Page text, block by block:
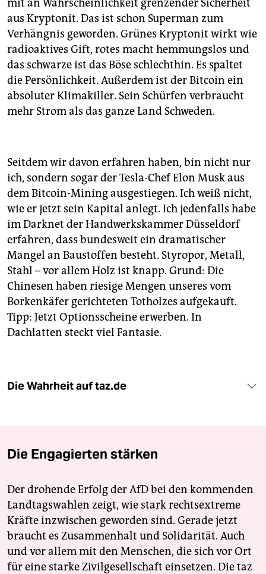
mit an Wahrscheinlichkeit grenzender Sicherheit
aus Kryptonit. Das ist schon Superman zum
Verhängnis geworden. Grünes Kryptonit wirkt wie
radioaktives Gift, rotes macht hemmungslos und
das schwarze ist das Böse schlechthin. Es spaltet
die Persönlichkeit. Außerdem ist der Bitcoin ein
absoluter Klimakiller. Sein Schürfen verbraucht
mehr Strom als das ganze Land Schweden.
Seitdem wir davon erfahren haben, bin nicht nur
ich, sondern sogar der Tesla-Chef Elon Musk aus
dem Bitcoin-Mining ausgestiegen. Ich weiß nicht,
wie er jetzt sein Kapital anlegt. Ich jedenfalls habe
im Darknet der Handwerkskammer Düsseldorf
erfahren, dass bundesweit ein dramatischer
Mangel an Baustoffen besteht. Styropor, Metall,
Stahl – vor allem Holz ist knapp. Grund: Die
Chinesen haben riesige Mengen unseres vom
Borkenkäfer gerichteten Totholzes aufgekauft.
Tipp: Jetzt Optionsscheine erwerben. In
Dachlatten steckt viel Fantasie.
Die Wahrheit auf taz.de
Die Engagierten stärken
Der drohende Erfolg der AfD bei den kommenden
Landtagswahlen zeigt, wie stark rechtsextreme
Kräfte inzwischen geworden sind. Gerade jetzt
braucht es Zusammenhalt und Solidarität. Auch
und vor allem mit den Menschen, die sich vor Ort
für eine starke Zivilgesellschaft einsetzen. Die taz